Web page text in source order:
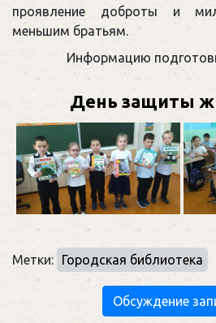
проявление доброты и
меньшим братьям.
Информацию
День защиты
Метки: Городская библиотека
Обсуждение